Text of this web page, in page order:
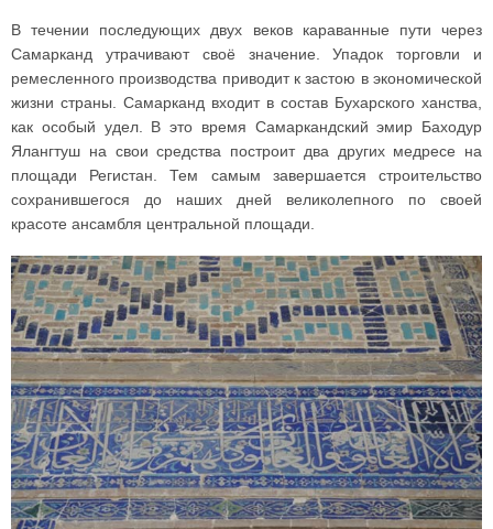
В течении последующих двух веков караванные пути через
Самарканд утрачивают своё значение. Упадок торговли и
ремесленного производства приводит к застою в экономической
жизни страны. Самарканд входит в состав Бухарского ханства,
как особый удел. В это время Самаркандский эмир Баходур
Ялангтуш на свои средства построит два других медресе на
площади Регистан. Тем самым завершается строительство
сохранившегося до наших дней великолепного по своей
красоте ансамбля центральной площади.